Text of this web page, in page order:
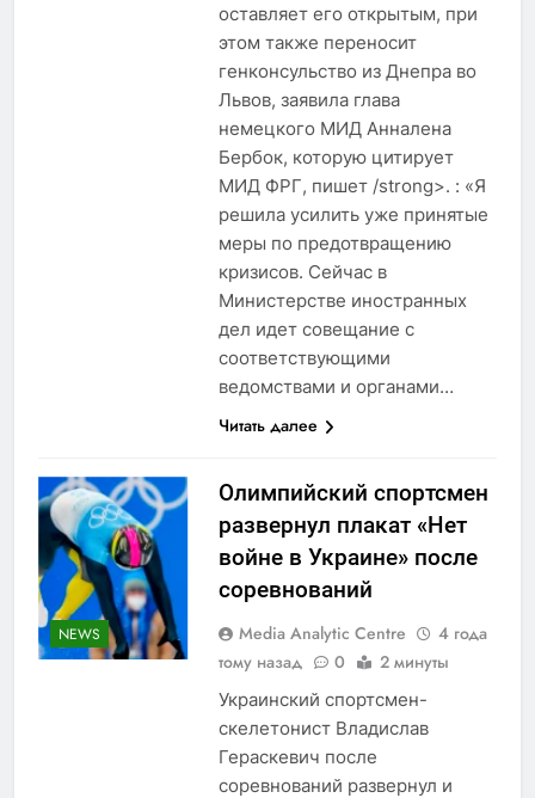
оставляет его открытым, при
этом также переносит
генконсульство из Днепра во
Львов, заявила глава
немецкого МИД Анналена
Бербок, которую цитирует
МИД ФРГ, пишет /strong>. : «Я
решила усилить уже принятые
меры по предотвращению
кризисов. Сейчас в
Министерстве иностранных
дел идет совещание с
соответствующими
ведомствами и органами…
Читать далее
NEWS
Олимпийский спортсмен
развернул плакат «Нет
войне в Украине» после
соревнований
Media Analytic Centre
4 года
тому назад
0 2 минуты
Украинский спортсмен-
скелетонист Владислав
Гераскевич после
соревнований развернул и